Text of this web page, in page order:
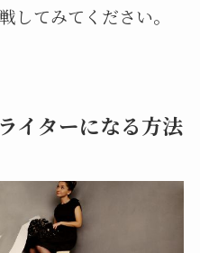
してみてください。
イターになる方法